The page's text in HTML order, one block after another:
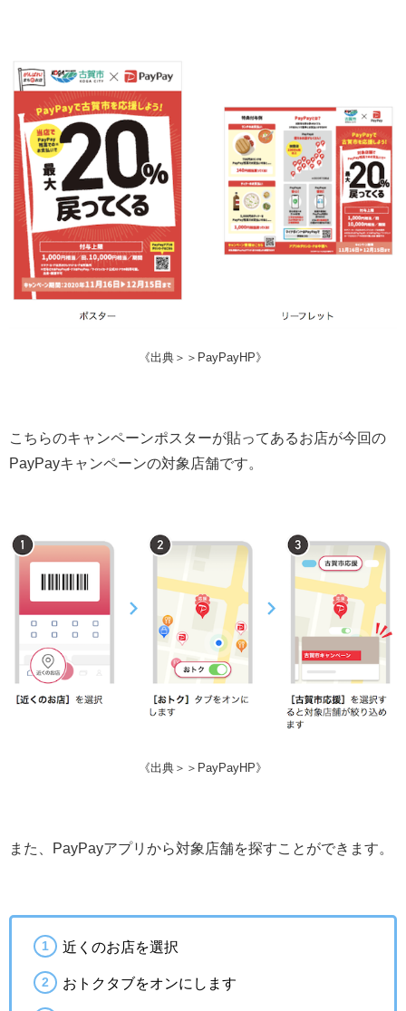
《出典＞＞PayPayHP》
こちらのキャンペーンポスターが貼ってあるお店が今回の
PayPayキャンペーンの対象店舗です。
《出典＞＞PayPayHP》
また、PayPayアプリから対象店舗を探すことができます。
近くのお店を選択
おトクタブをオンにします